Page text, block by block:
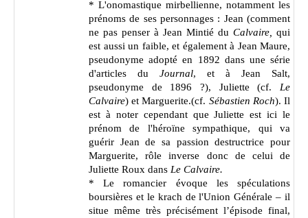
* L'onomastique mirbellienne, notamment les
prénoms de ses personnages : Jean (comment
ne pas penser à Jean Mintié du Calvaire, qui
est aussi un faible, et également à Jean Maure,
pseudonyme adopté en 1892 dans une série
d'articles du Journal, et à Jean Salt,
pseudonyme de 1896 ?), Juliette (cf. Le
Calvaire) et Marguerite.(cf. Sébastien Roch). Il
est à noter cependant que Juliette est ici le
prénom de l'héroïne sympathique, qui va
guérir Jean de sa passion destructrice pour
Marguerite, rôle inverse donc de celui de
Juliette Roux dans Le Calvaire.
* Le romancier évoque les spéculations
boursières et le krach de l'Union Générale – il
situe même très précisément l’épisode final,